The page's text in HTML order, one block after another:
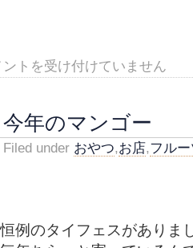
ントを受け付けていません
今年のマンゴー
Filed under おやつ,お店,フル
例のタイフェスがありま